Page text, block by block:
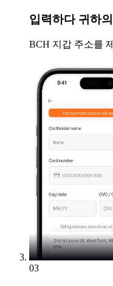
입력하다귀하
BCH 지갑 주소를
03